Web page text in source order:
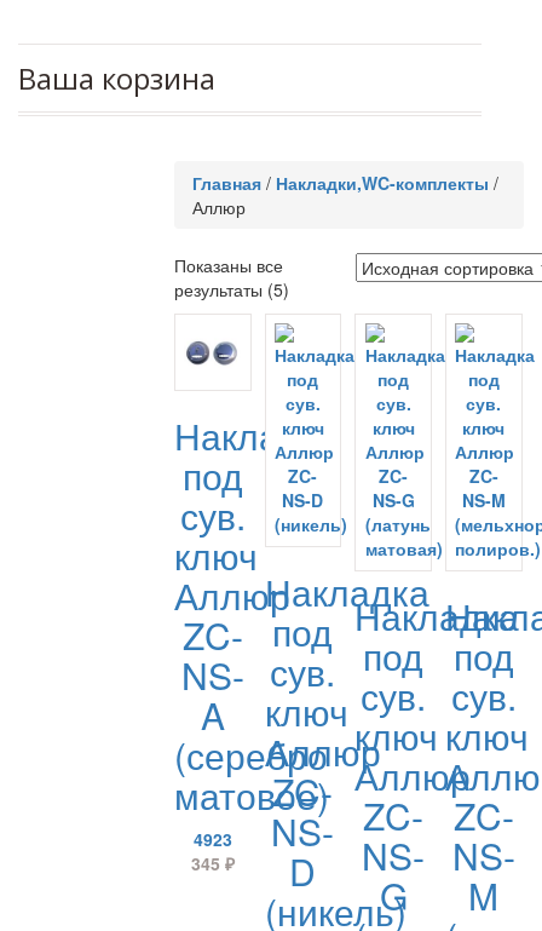
Ваша корзина
Главная / Накладки,WC-комплекты /
Аллюр
Показаны все
результаты (5)
Накладка
под
сув.
ключ
Аллюр
ZC-
NS-
A
(серебро
матовое)
4923
345 ₽
Накладка
под
сув.
ключ
Аллюр
ZC-
NS-
D
(никель)
Накладка
под
сув.
ключ
Аллюр
ZC-
NS-
G
под
сув.
ключ
ZC-
NS-
M